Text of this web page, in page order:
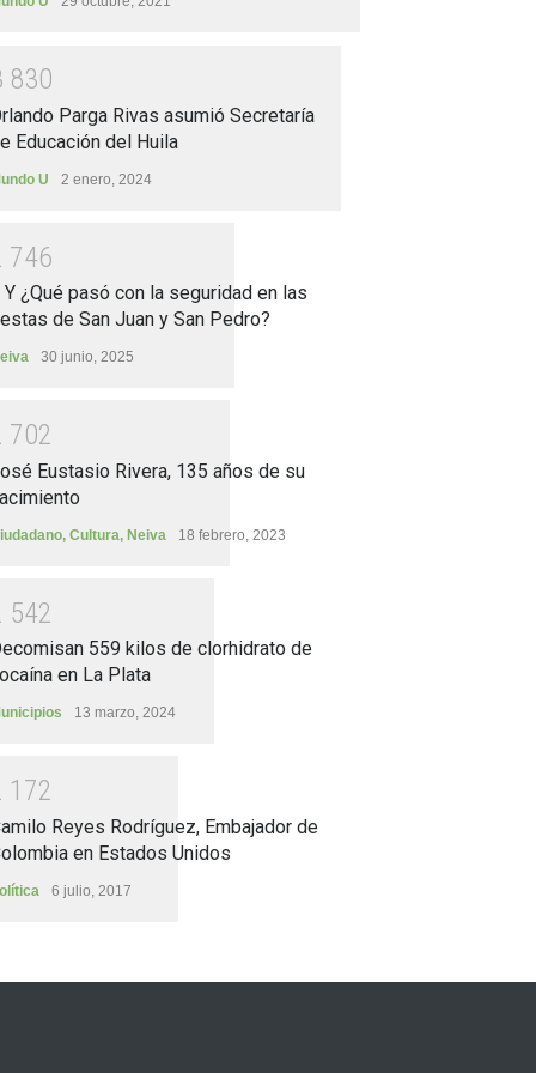
830
Parga Rivas asumió Secretaría
Educación del Huila
U 2 enero, 2024
746
Y ¿Qué pasó con la seguridad en las
de San Juan y San Pedro?
30 junio, 2025
702
Eustasio Rivera, 135 años de su
, Cultura, Neiva 18 febrero, 2023
542
559 kilos de clorhidrato de
en La Plata
13 marzo, 2024
1 72
Reyes Rodríguez, Embajador de
en Estados Unidos
6 julio, 2017